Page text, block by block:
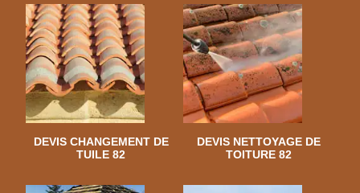
DEVIS CHANGEMENT DE
TUILE 82
DEVIS NETTOYAGE DE
TOITURE 82